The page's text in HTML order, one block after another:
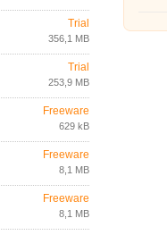
Trial
356,1 MB
Trial
253,9 MB
Freeware
629 kB
Freeware
8,1 MB
Freeware
8,1 MB
ciest